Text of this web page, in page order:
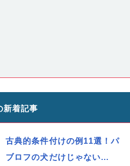
新着記事
古典的条件付けの例11選！パ
ブロフの犬だけじゃない…